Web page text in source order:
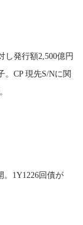
し発行額2,500億円
CP 現先S/Nに関
1Y1226回債が